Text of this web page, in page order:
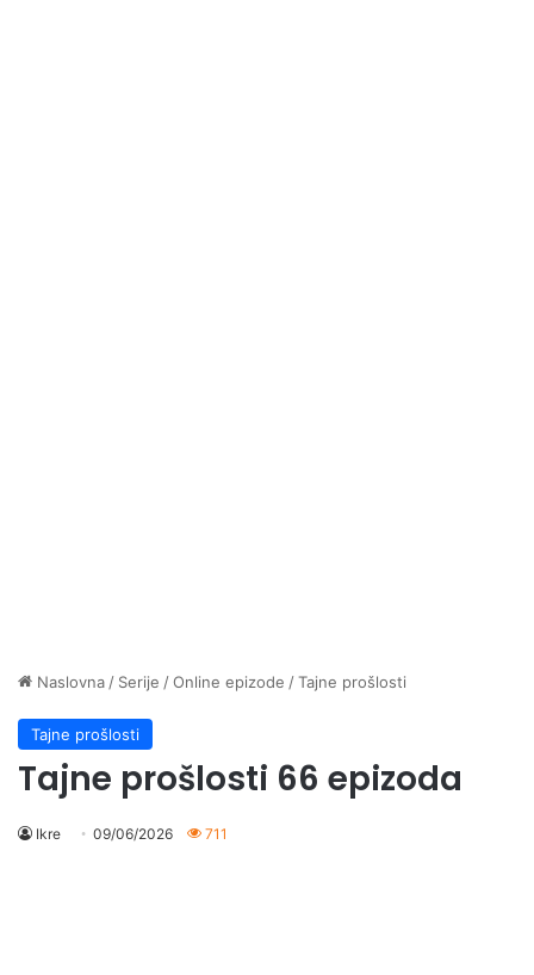
Naslovna / Serije /Online epizode /Tajne prošlosti
Tajne prošlosti
Tajne prošlosti 66 epizoda
Ikre 09/06/2026 711